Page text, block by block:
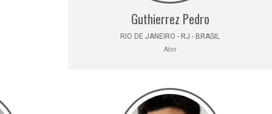
Guthierrez Pedro
RIO DE JANEIRO - RJ - BRASIL
Ator